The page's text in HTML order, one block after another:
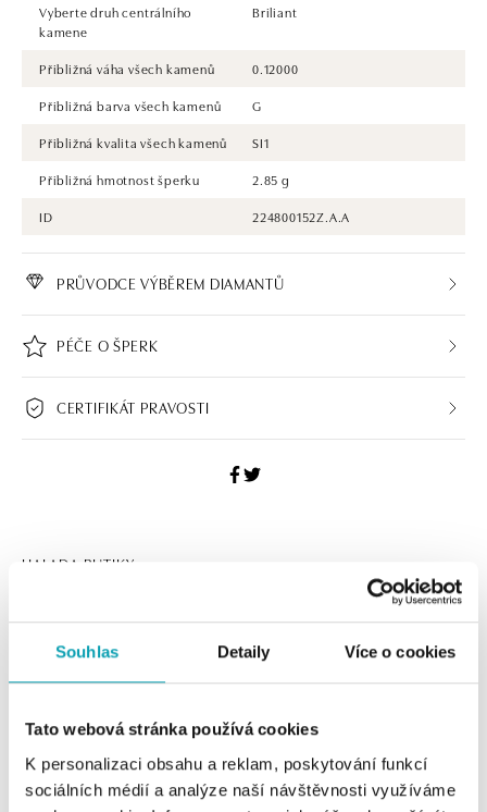
Souhlas Detaily Více o cookies
Tato webová stránka používá cookies
K personalizaci obsahu a reklam, poskytování funkcí
sociálních médií a analýze naší návštěvnosti využíváme
Vyberte druh centrálního
kamene
Briliant
Přibližná váha všech kamenů
0.12000
Přibližná barva všech kamenů
G
Přibližná kvalita všech kamenů
SI1
Přibližná hmotnost šperku
2.85 g
ID
224800152Z.A.A
PRŮVODCE VÝBĚREM DIAMANTŮ
PÉČE O ŠPERK
CERTIFIKÁT PRAVOSTI
HALADA BUTIKY